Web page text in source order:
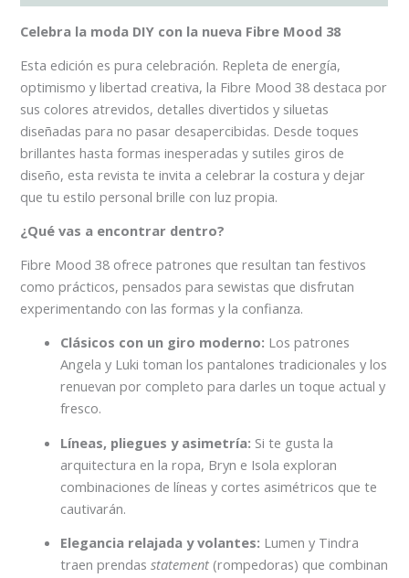
Celebra la moda DIY con la nueva Fibre Mood 38
Esta edición es pura celebración. Repleta de energía,
optimismo y libertad creativa, la Fibre Mood 38 destaca por
sus colores atrevidos, detalles divertidos y siluetas
diseñadas para no pasar desapercibidas. Desde toques
brillantes hasta formas inesperadas y sutiles giros de
diseño, esta revista te invita a celebrar la costura y dejar
que tu estilo personal brille con luz propia.
¿Qué vas a encontrar dentro?
Fibre Mood 38 ofrece patrones que resultan tan festivos
como prácticos, pensados para sewistas que disfrutan
experimentando con las formas y la confianza.
Clásicos con un giro moderno: Los patrones
Angela y Luki toman los pantalones tradicionales y los
renuevan por completo para darles un toque actual y
fresco.
Líneas, pliegues y asimetría: Si te gusta la
arquitectura en la ropa, Bryn e Isola exploran
combinaciones de líneas y cortes asimétricos que te
cautivarán.
Elegancia relajada y volantes: Lumen y Tindra
traen prendasstatement (rompedoras) que combinan